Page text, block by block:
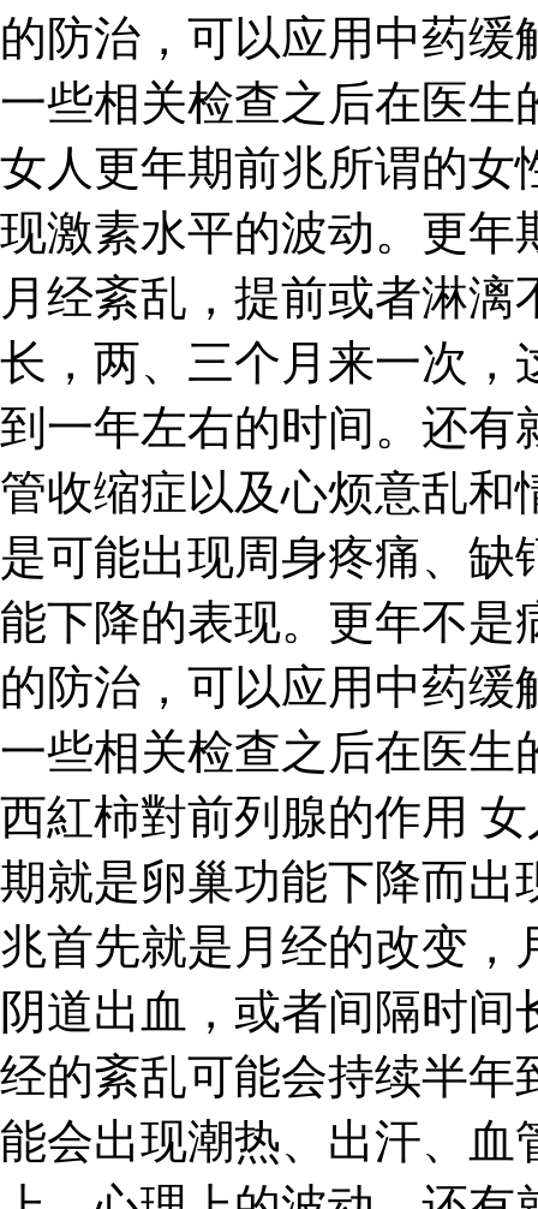
的防治，可以应用中药
一些相关检查之后在医生
女人更年期前兆所谓的女
现激素水平的波动。更年
月经紊乱，提前或者淋
长，两、三个月来一次，
到一年左右的时间。还有
管收缩症以及心烦意乱和
是可能出现周身疼痛、
能下降的表现。更年不是
的防治，可以应用中药
一些相关检查之后在医生
西紅柿對前列腺的作用
期就是卵巢功能下降而出
兆首先就是月经的改变，
阴道出血，或者间隔时
经的紊乱可能会持续半年
能会出现潮热、出汗、血